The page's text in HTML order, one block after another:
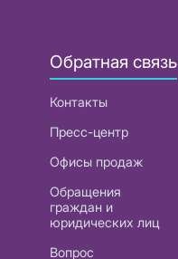
Обратная связь
Контакты
Пресс-центр
Офисы продаж
Обращения
граждан и
юридических лиц
Вопрос